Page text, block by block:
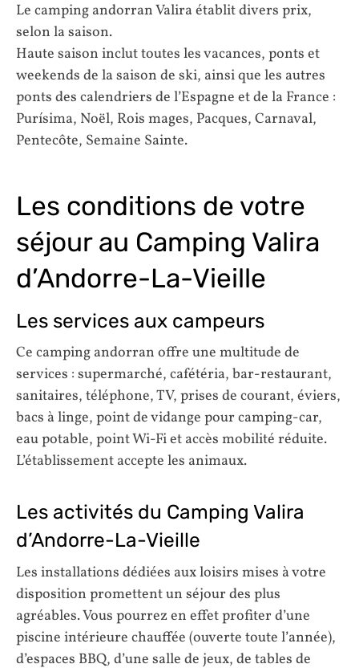
Le camping andorran Valira établit divers prix,
selon la saison.
Haute saison inclut toutes les vacances, ponts et
weekends de la saison de ski, ainsi que les autres
ponts des calendriers de l’Espagne et de la France :
Purísima, Noël, Rois mages, Pacques, Carnaval,
Pentecôte, Semaine Sainte.
Les conditions de votre
séjour au Camping Valira
d’Andorre-La-Vieille
Les services aux campeurs
Ce camping andorran offre une multitude de
services : supermarché, cafétéria, bar-restaurant,
sanitaires, téléphone, TV, prises de courant, éviers,
bacs à linge, point de vidange pour camping-car,
eau potable, point Wi-Fi et accès mobilité réduite.
L’établissement accepte les animaux.
Les activités du Camping Valira
d’Andorre-La-Vieille
Les installations dédiées aux loisirs mises à votre
disposition promettent un séjour des plus
agréables. Vous pourrez en effet profiter d’une
piscine intérieure chauffée (ouverte toute l’année),
d’espaces BBQ, d’une salle de jeux, de tables de